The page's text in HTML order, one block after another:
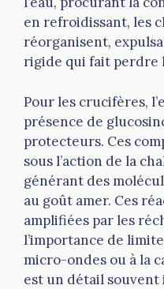
en refroidissant, les
réorganisent,
rigide qui fait perdre
Pour les crucifères,
présence de
protecteurs. Ces
sous l’action de la
générant des
au goût amer. Ces
amplifiées par les
l’importance de
micro-ondes ou à la
est un détail